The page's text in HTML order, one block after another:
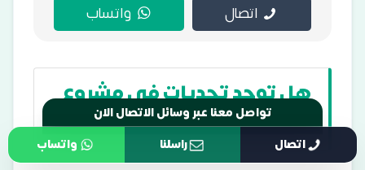
اتصال واتساب
هل توجد تحديات في مشروع
Katameya Coast؟
تواصل معنا عبر وسائل الاتصال الان
اتصال
راسلنا واتساب